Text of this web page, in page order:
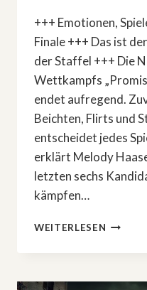
+++ Emotionen,
Finale +++ Das ist
der Staffel +++ Die
Wettkampfs
endet aufregend.
Beichten, Flirts und
entscheidet jedes
erklärt Melody
letzten sechs
kämpfen…
WEITERLESEN